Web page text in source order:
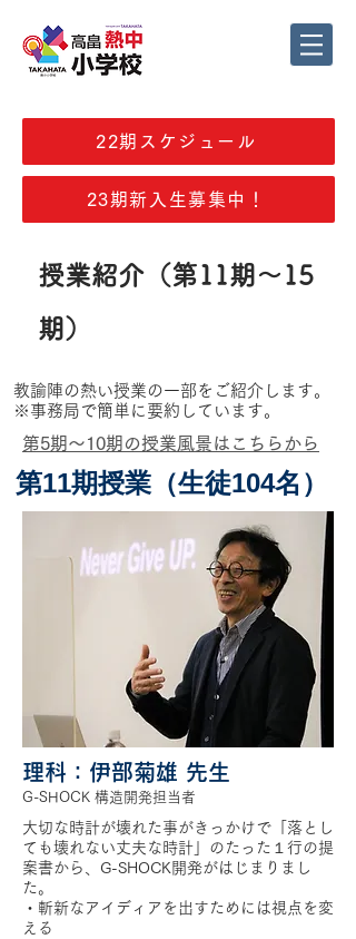
22期スケジュール
23期新入生募集中！
授業紹介（第11期～15
期）
教諭陣の熱い授業の一部をご紹介します。
​※事務局で簡単に要約しています。
第5期～10期の授業風景はこちらから
第11期授業（生徒104名）
理科：伊部菊雄 先生
G-SHOCK 構造開発担当者
大切な時計が壊れた事がきっかけで「落とし
ても壊れない丈夫な時計」のたった１行の提
案書から、G-SHOCK開発がはじまりまし
た。
・斬新なアイディアを出すためには視点を変
える